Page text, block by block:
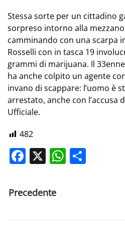
Stessa sorte per un cittadino
sorpreso intorno alla
camminando con una scarpa
Rosselli con in tasca 19
grammi di marijuana. Il
ha anche colpito un agente
invano di scappare: l’uomo è
arrestato, anche con l’accusa
Ufficiale.
482
Facebook
X
Precedente